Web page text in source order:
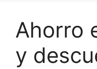
Ahorro
y